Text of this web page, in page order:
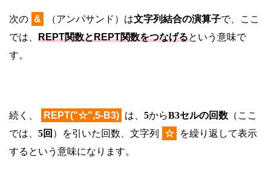
次の & （アンパサンド）は文字列結合の演算子で、ここ
では、 REPT関数とREPT関数をつなげるという意味で
す。
続く、 REPT("☆",5-B3) は、 5からB3セルの回数 （ここ
では、 5回 ）を引いた回数、文字列 ☆
を繰り返して表示
するという意味になります。